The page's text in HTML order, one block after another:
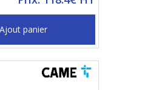
Ajout panier